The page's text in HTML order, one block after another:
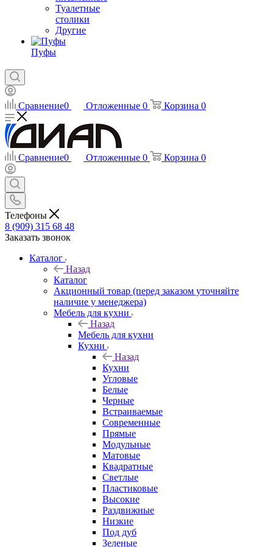
Туалетные
столики
Другие
Пуфы
Сравнение0 Отложенные 0 Корзина 0
Сравнение0 Отложенные 0 Корзина 0
Телефоны
8 (909) 315 68 48
Заказать звонок
Каталог
Назад
Каталог
Акционный товар (перед заказом уточняйте
наличие у менеджера)
Мебель для кухни
Назад
Мебель для кухни
Кухни
Назад
Кухни
Угловые
Белые
Черные
Встраиваемые
Современные
Прямые
Модульные
Матовые
Квадратные
Светлые
Пластиковые
Высокие
Раздвижные
Низкие
Под дуб
Зеленые